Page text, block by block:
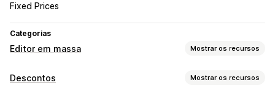
Fixed Prices
Categorias
Editor em massa Mostrar os recursos
Recursos editáveis
Descontos Mostrar os recursos